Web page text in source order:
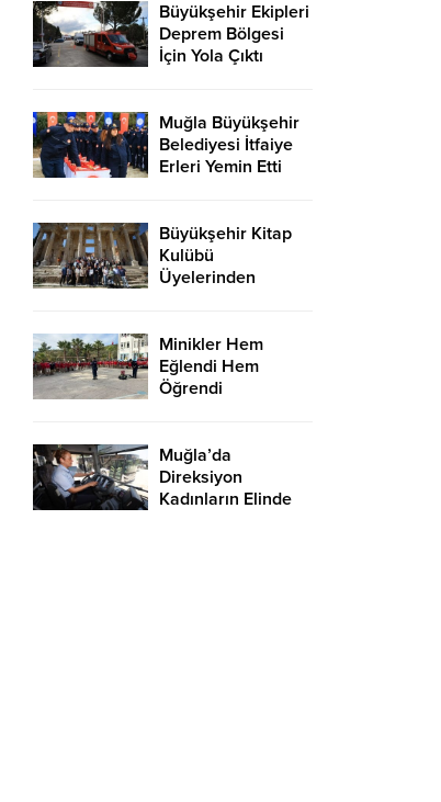
Büyükşehir Ekipleri
Deprem Bölgesi
İçin Yola Çıktı
Muğla Büyükşehir
Belediyesi İtfaiye
Erleri Yemin Etti
Büyükşehir Kitap
Kulübü
Üyelerinden
Ziyaret
Minikler Hem
Eğlendi Hem
Öğrendi
Muğla’da
Direksiyon
Kadınların Elinde